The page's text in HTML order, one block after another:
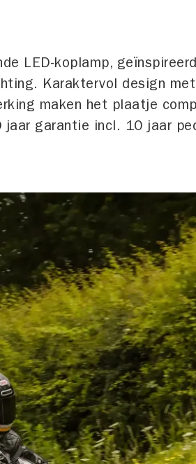
LED-koplamp,
Karaktervol design
maken het plaatje
jaar garantie incl. 10 jaar